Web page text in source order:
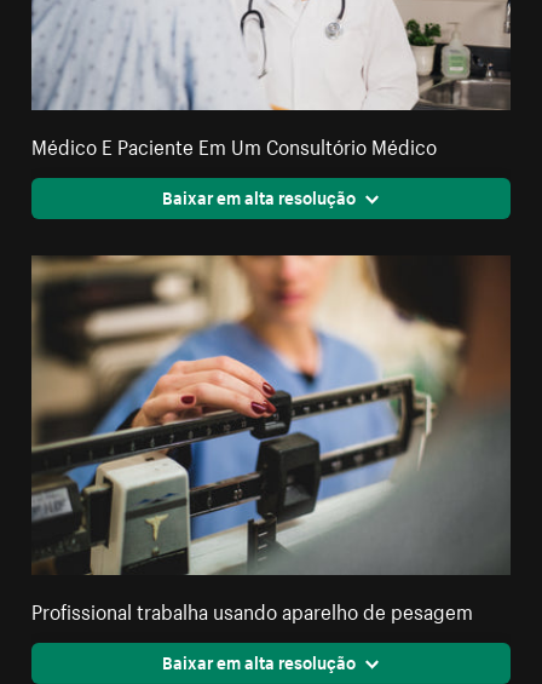
Médico E Paciente Em Um Consultório Médico
Baixar em alta resolução
Profissional trabalha usando aparelho de pesagem
Baixar em alta resolução